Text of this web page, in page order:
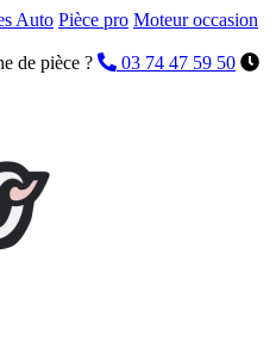
Auto Pièce pro Moteur occasion
de pièce ?
03 74 47 59 50